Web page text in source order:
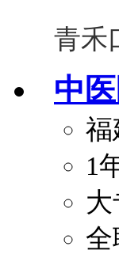
青禾
中
福
1
大
全